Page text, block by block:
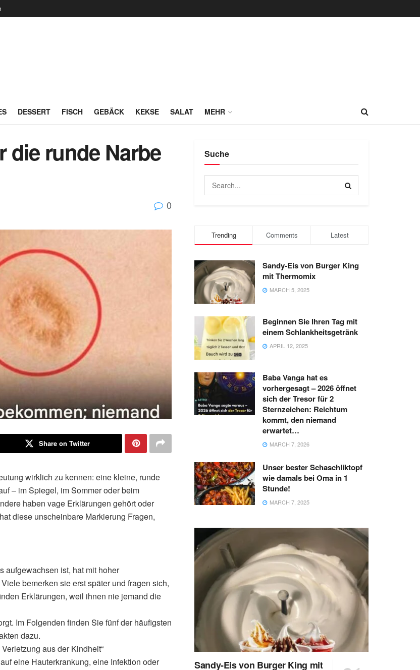
DESSERT FISCH GEBÄCK KEKSE SALAT MEHR
die runde Narbe
0
Share on Twitter
wirklich zu kennen: eine kleine, runde
– im Spiegel, im Sommer oder beim
haben vage Erklärungen gehört oder
diese unscheinbare Markierung Fragen,
aufgewachsen ist, hat mit hoher
bemerken sie erst später und fragen sich,
Erklärungen, weil ihnen nie jemand die
Im Folgenden finden Sie fünf der häufigsten
dazu.
aus der Kindheit“
eine Hauterkrankung, eine Infektion oder
Suche
Trending Comments Latest
Sandy-Eis von Burger King
mit Thermomix
MARCH 5, 2025
Beginnen Sie Ihren Tag mit
einem Schlankheitsgetränk
APRIL 12, 2025
Baba Vanga hat es
vorhergesagt – 2026 öffnet
sich der Tresor für 2
Sternzeichen: Reichtum
kommt, den niemand
erwartet…
MARCH 7, 2026
Unser bester Schaschliktopf
wie damals bei Oma in 1
Stunde!
MARCH 7, 2025
Sandy-Eis von Burger King mit